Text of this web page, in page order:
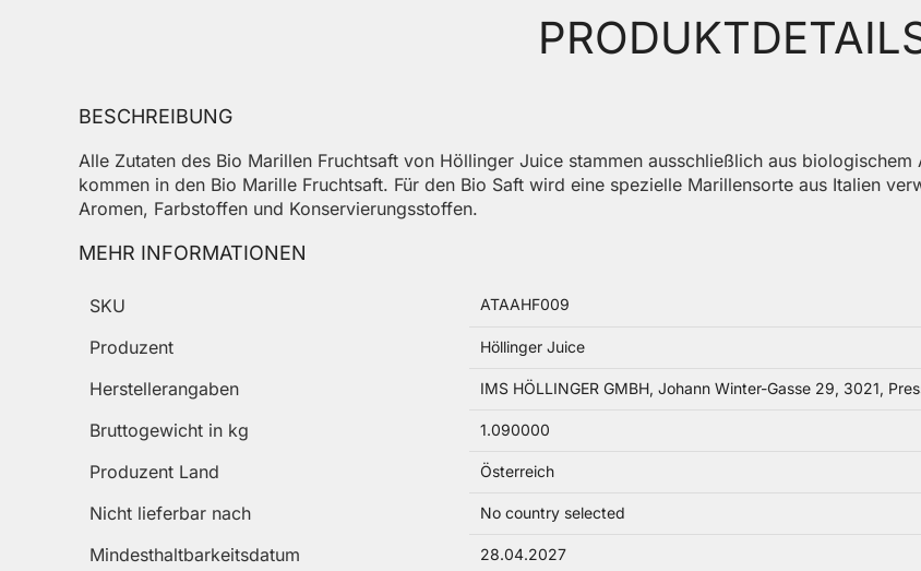
BESCHREIBUNG
Alle Zutaten des Bio Marillen Fruchtsaft von Höllinger Juice stammen ausschließlich aus
kommen in den Bio Marille Fruchtsaft. Für den Bio Saft wird eine spezielle Marillensorte aus Italien
Aromen, Farbstoffen und Konservierungsstoffen.
MEHR INFORMATIONEN
Mehr Informationen
SKU ATAAHF009
Produzent Höllinger Juice
Herstellerangaben IMS HÖLLINGER GMBH, Johann Winter-Gasse 29, 3021,
Bruttogewicht in kg 1.090000
Produzent Land Österreich
Nicht lieferbar nach No country selected
Mindesthaltbarkeitsdatum 28.04.2027